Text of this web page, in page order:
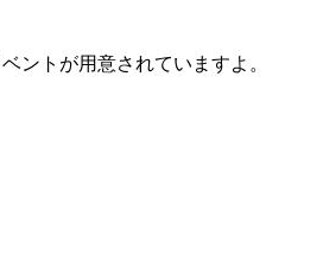
ントが用意されていますよ。